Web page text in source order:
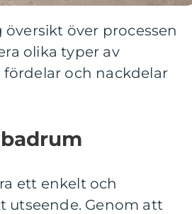
över processen
olika typer av
och nackdelar
ett enkelt och
utseende. Genom att